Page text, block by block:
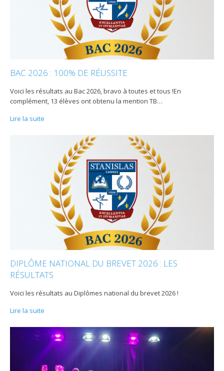
BAC 2026 : 100% DE RÉUSSITE
Voici les résultats au Bac 2026, bravo à toutes et tous !En
complément, 13 élèves ont obtenu la mention TB…
Lire la suite
DIPLÔME NATIONAL DU BREVET 2026 : LES
RÉSULTATS
Voici les résultats au Diplômes national du brevet 2026 !
Lire la suite